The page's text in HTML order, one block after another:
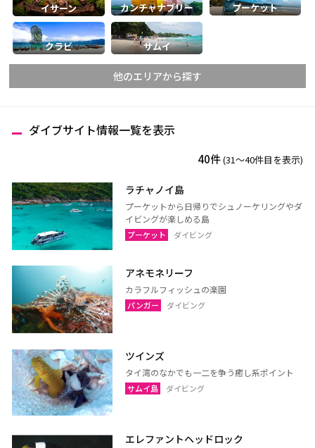
イサーン カンチャナブリー プーケット
クラビ サムイ
他のエリアから探す
ランパーン
ランプーン
スコータイ
ターク
カンペーンペット
ピッサヌローク
ナコーンサワン
ナーン
プレー
ペッチャブーン
ピチット
ウッタラディット
ウタイターニー
ウドーンターニー
コーンケーン
ナコーンラーチャシーマー
（コラート）
カラシン
ルーイ
ダイブサイト情報一覧を表示
40件(31〜40件目を表示)
ラチャノイ島
プーケットから日帰りでシュノーケリングやダ
イビングが楽しめる島
プーケット ダイビング
アネモネリーフ
カラフルフィッシュの楽園
パンガー ダイビング
ツインズ
タイ湾のなかでも一二を争う癒し系ポイント
サムイ島 ダイビング
エレファントヘッドロック